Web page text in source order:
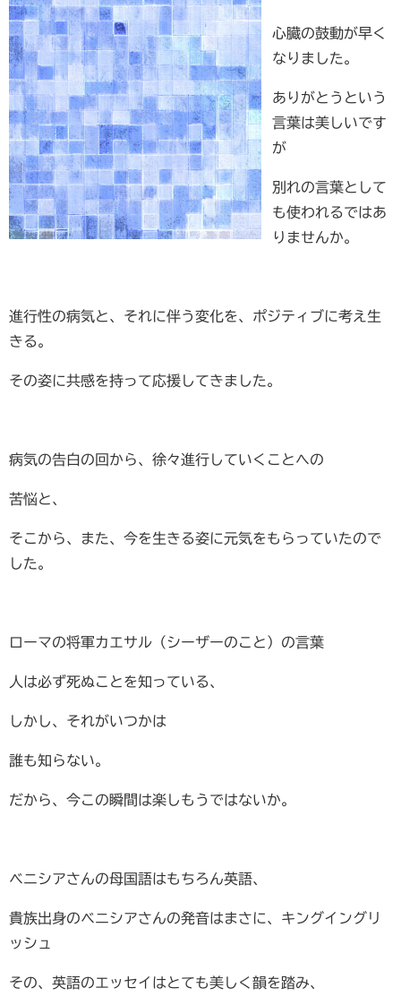
心臓の鼓動が早く
なりました。
ありがとうという
言葉は美しいです
が
別れの言葉として
も使われるではあ
りませんか。
進行性の病気と、それに伴う変化を、ポジティブに考え生
きる。
その姿に共感を持って応援してきました。
病気の告白の回から、徐々進行していくことへの
苦悩と、
そこから、また、今を生きる姿に元気をもらっていたので
した。
ローマの将軍カエサル（シーザーのこと）の言葉
人は必ず死ぬことを知っている、
しかし、それがいつかは
誰も知らない。
だから、今この瞬間は楽しもうではないか。
ベニシアさんの母国語はもちろん英語、
貴族出身のベニシアさんの発音はまさに、キングイングリ
ッシュ
その、英語のエッセイはとても美しく韻を踏み、